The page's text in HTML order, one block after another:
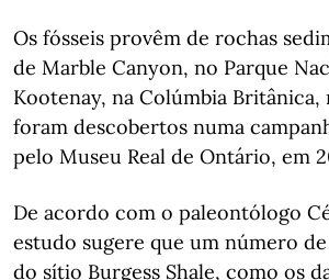
Os fósseis provêm de rochas
de Marble Canyon, no Parque
Kootenay, na Colúmbia Britânica,
foram descobertos numa
pelo Museu Real de Ontário, em
De acordo com o paleontólogo
estudo sugere que um número
do sítio Burgess Shale, como os